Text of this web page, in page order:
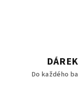
Do každého